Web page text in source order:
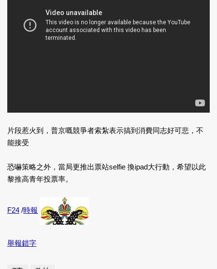
片段惹火到，普京嘅競爭者索紮表示搞到消費同志好可悲，不
能接受
恐嚇策略之外，當局更推出票站selfie 換ipad大行動，希望以此
黎推高青年投票率。
F24 /時報
舉報錯字